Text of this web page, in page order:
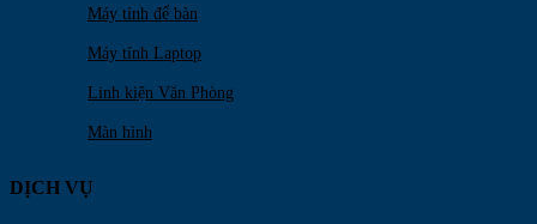
Máy tính để bàn
Máy tính Laptop
Linh kiện Văn Phòng
Màn hình
DỊCH VỤ